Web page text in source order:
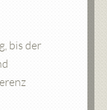
bis der